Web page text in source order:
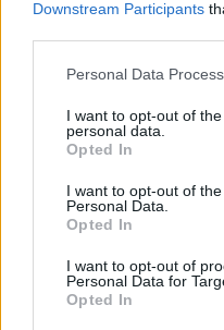
Downstream Participants
Please note that this
not limited to your visit or
grant or deny consent to
use your data for below
consent section.
Personal Data
I want to opt-out of
personal data.
Opted In
I want to opt-out of
Personal Data.
Opted In
I want to opt-out of
Personal Data for
Opted In
om du blir tolva på
— Det beror på vilket
kan bli tolva med en
ställer du dig på
vinna. Så kommer det
Hur förändras
Vasaloppet?
— Den stora
vissa pass med en